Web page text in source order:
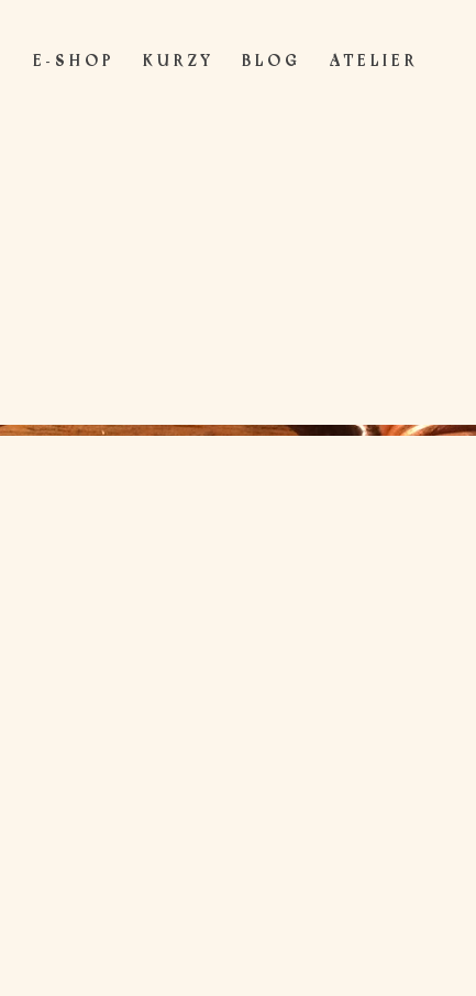
E - S H O P K U R Z Y B L O G A T E L I E R